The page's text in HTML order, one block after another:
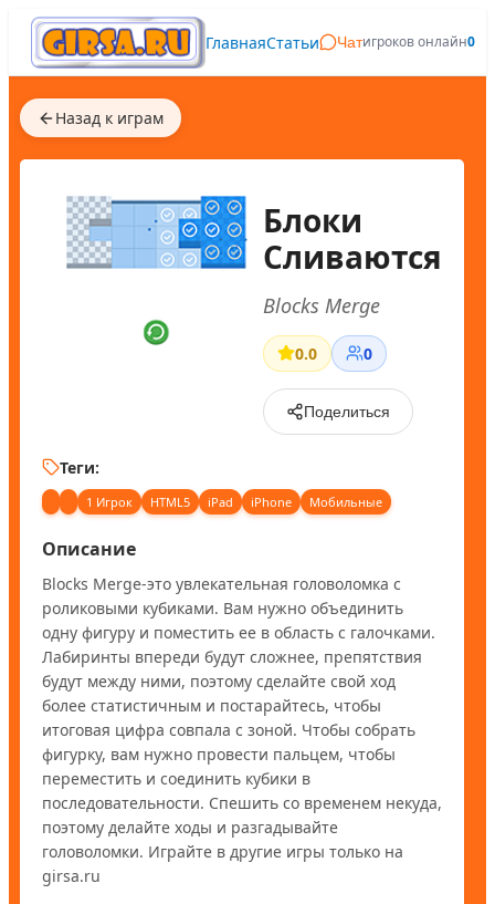
ГлавнаяСтатьи Чатигроков онлайн0
Назад к играм
Блоки
Сливаются
Blocks Merge
0.0 0
Поделиться
Теги:
1 Игрок HTML5 iPad iPhone Мобильные
Описание
Blocks Merge-это увлекательная головоломка с
роликовыми кубиками. Вам нужно объединить
одну фигуру и поместить ее в область с галочками.
Лабиринты впереди будут сложнее, препятствия
будут между ними, поэтому сделайте свой ход
более статистичным и постарайтесь, чтобы
итоговая цифра совпала с зоной. Чтобы собрать
фигурку, вам нужно провести пальцем, чтобы
переместить и соединить кубики в
последовательности. Спешить со временем некуда,
поэтому делайте ходы и разгадывайте
головоломки. Играйте в другие игры только на
girsa.ru